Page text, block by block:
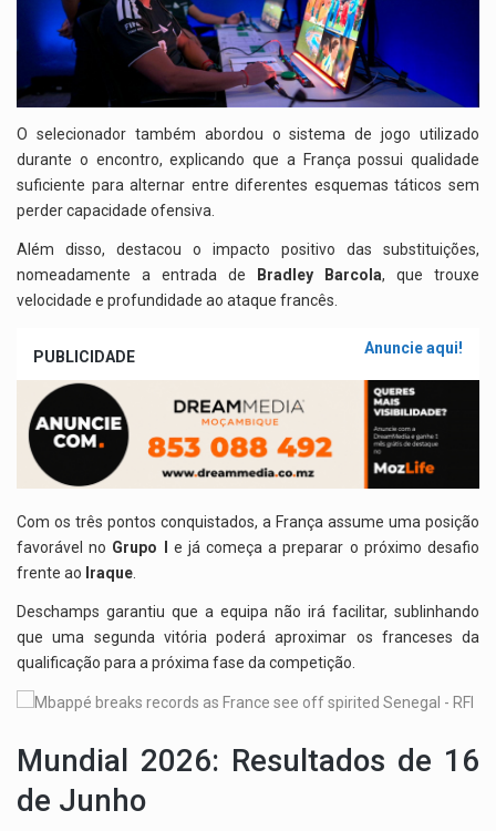
O selecionador também abordou o sistema de jogo utilizado
durante o encontro, explicando que a França possui qualidade
suficiente para alternar entre diferentes esquemas táticos sem
perder capacidade ofensiva.
Além disso, destacou o impacto positivo das substituições,
nomeadamente a entrada de
Bradley Barcola, que trouxe
velocidade e profundidade ao ataque francês.
PUBLICIDADE Anuncie aqui!
Com os três pontos conquistados, a França assume uma posição
favorável no Grupo I
e já começa a preparar o próximo desafio
frente ao Iraque
Deschamps garantiu que a equipa não irá facilitar, sublinhando
que uma segunda vitória poderá aproximar os franceses da
qualificação para a próxima fase da competição.
Mundial 2026: Resultados de 16
de Junho